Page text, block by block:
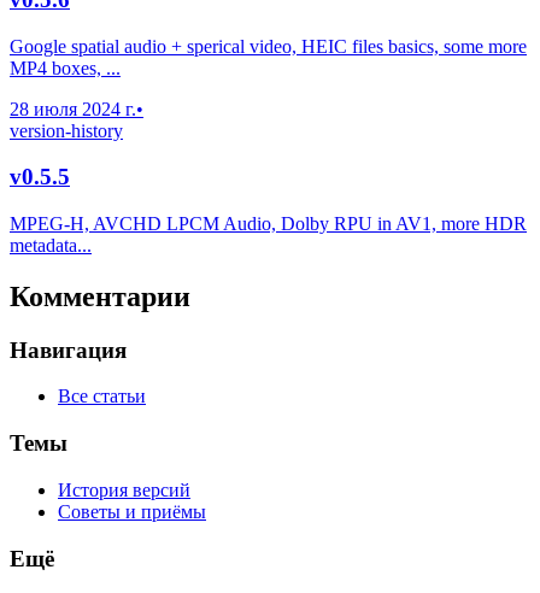
Google spatial audio + sperical video, HEIC files basics, some more
MP4 boxes, ...
28 июля 2024 г.•
version-history
v0.5.5
MPEG-H, AVCHD LPCM Audio, Dolby RPU in AV1, more HDR
metadata...
Комментарии
Навигация
Все статьи
Темы
История версий
Советы и приёмы
Ещё